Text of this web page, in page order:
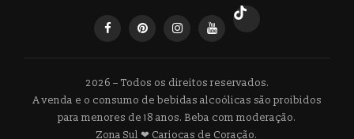
2026 – Todos os direitos reservados.
A venda e o consumo de bebidas alcoólicas são proibidos
para menores de 18 anos. Beba com moderação.
Zona Sul ❤ Cariocas de Coração.